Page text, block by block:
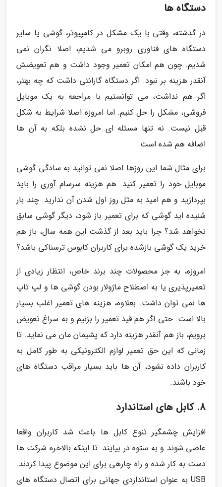
دستگاه ها
در گذشته، وقتی با یک مشکل در کامپیوتر، گوشی یا سایر
دستگاه های فناوری روبرو می شدیم، اصلا نگران نمی
شدیم. چون هم امکان تعمیر وجود داشت و هم تعویضش
آنقدر هزینه بر نبود. اگر دستگاه گارانتی داشت که چه بهتر،
اگر هم نداشت، می توانستیم با مراجعه به یک موبایل
فروشی، مشکل را حل کنیم. اما امروزه اصلا شرایط به شکل
قبل نیست. نه تنها مسئله ای حل نشده بلکه به آن ها
اضافه هم شده است.
برای مثال شما این روزها اصلا نمی توانید به سادگی گوشی
موبایل خود را تعمیر کنید. هم هزینه سرسام آوری را باید
بپردازید و هم امید به مثل روز اول شدن آن ندارید. چند بار
شنیده اید گوشی که برای تعمیر باز شود، دیگر گوشی سابق
نخواهد شد؟ چرا باید بعد از گذشت این همه سال، باز هم
خرید یک گوشی بازشده برای کاربران کابوس ترسناکی باشد؟
امروزه، به جز محصولات چند برند خاص، انتظار زیادی از
تعمیرپذیری یا به اصطلاح ماژولار بودن گوشی ها و لپ تاپ
ها نمی توان داشت. بعلاوه، هزینه های تعمیر اغلب بسیار
بالا است. حتی اگر هم قید تعمیر را بزنیم و به سراغ تعویض
برویم، باز هم آنقدر هزینه دارد که پشیمان مان می نماید. تا
زمانی که این حق تعمیر لوازم الکترونیکی به طور کامل به
کاربران داده نشود، آن ها باید بسیار مراقب دستگاه های
خود باشند.
8. کابل های استاندارد
افزایش چشمگیر تنوع کابل ها باعث شد کاربران واقعا
عاصی شوند و به ستوه در بیایند. تا اینکه بالاخره شرکت ها
دست به کار شده و راه چارهی برای این موضوع پیدا کردند.
USB به عنوان استانداردی جهانی برای اتصال دستگاه های